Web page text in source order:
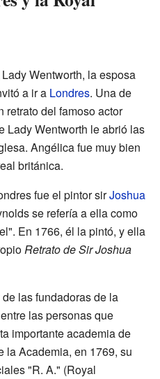
Wentworth, la esposa
a ir a Londres. Una de
retrato del famoso actor
Lady Wentworth le abrió las
Angélica fue muy bien
británica.
fue el pintor sirJoshua
se refería a ella como
En 1766, él la pintó, y ella
Retrato de Sir Joshua
las fundadoras de la
las personas que
importante academia de
la Academia, en 1769, su
"R. A." (Royal